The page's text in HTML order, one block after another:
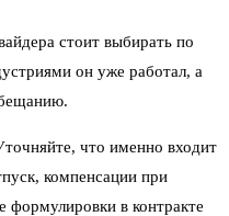
стоит выбирать по
он уже работал, а
что именно входит
компенсации при
формулировки в контракте